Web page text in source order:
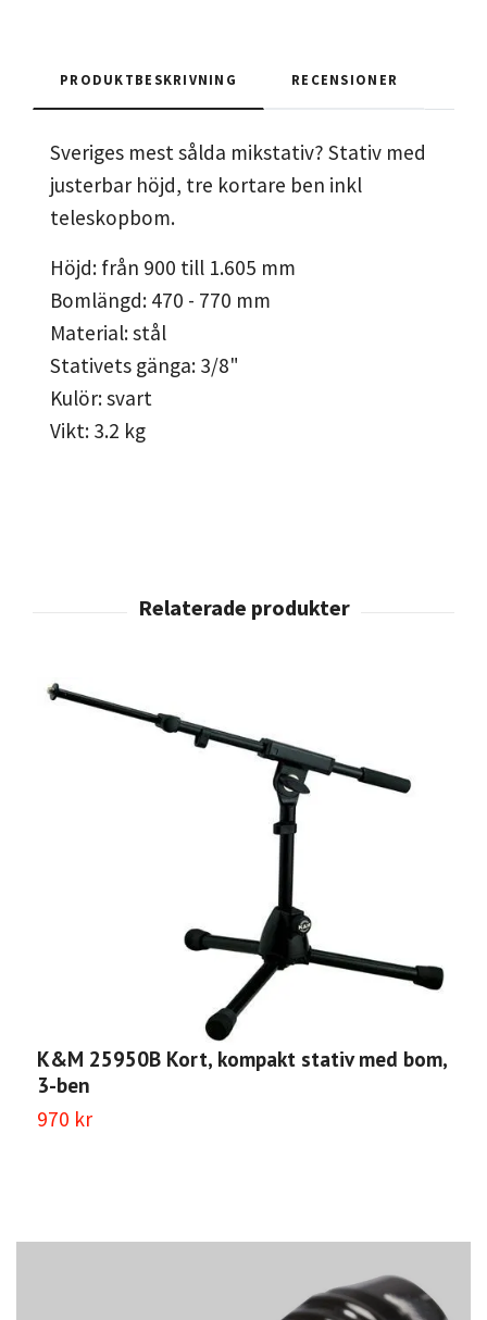
PRODUKTBESKRIVNING RECENSIONER
Sveriges mest sålda mikstativ? Stativ med
justerbar höjd, tre kortare ben inkl
teleskopbom.
Höjd: från 900 till 1.605 mm
Bomlängd: 470 - 770 mm
Material: stål
Stativets gänga: 3/8"
Kulör: svart
Vikt: 3.2 kg
K&M 25950B Kort, kompakt stativ med bom,
3-ben
970 kr